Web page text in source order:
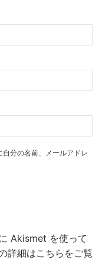
分の名前、メールアドレ
Akismet を使って
詳細はこちらをご覧